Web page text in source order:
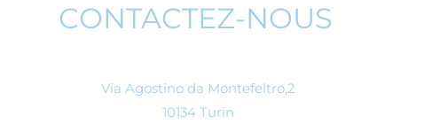
CONTACTEZ-NOUS
Via Agostino da Montefeltro,2
10134 Turin